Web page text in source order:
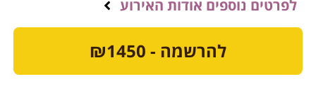
לפרטים נוספים אודות האירוע
להרשמה - ₪1450